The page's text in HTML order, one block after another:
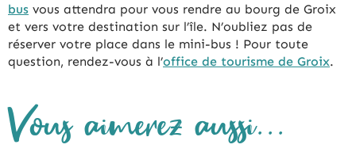
bus vous attendra pour vous rendre au bourg de Groix
et vers votre destination sur l’île. N’oubliez pas de
réserver votre place dans le mini-bus ! Pour toute
question, rendez-vous à l’office de tourisme de Groix.
Vous aimerez aussi...